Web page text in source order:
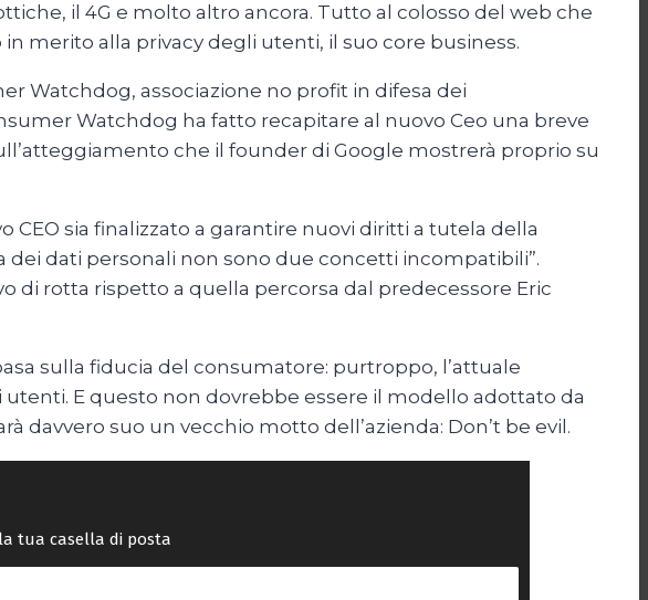
il 4G e molto altro ancora. Tutto al colosso del web che
merito alla privacy degli utenti, il suo core business.
Watchdog, associazione no profit in difesa dei
Watchdog ha fatto recapitare al nuovo Ceo una breve
che il founder di Google mostrerà proprio su
CEO sia finalizzato a garantire nuovi diritti a tutela della
dei dati personali non sono due concetti incompatibili”.
di rotta rispetto a quella percorsa dal predecessore Eric
sulla fiducia del consumatore: purtroppo, l’attuale
E questo non dovrebbe essere il modello adottato da
davvero suo un vecchio motto dell’azienda: Don’t be evil.
tua casella di posta